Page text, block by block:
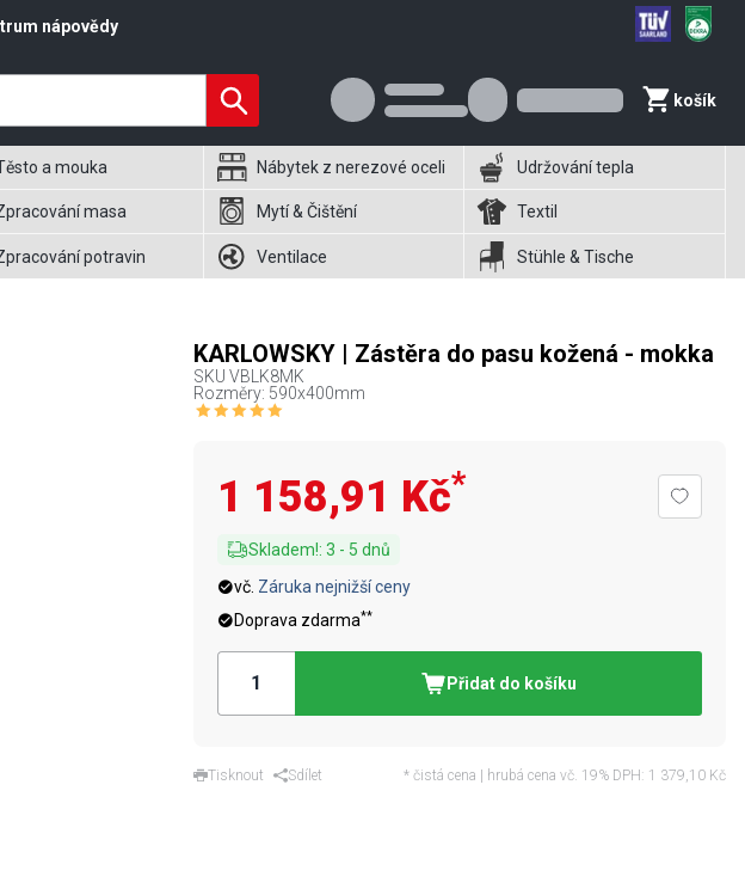
nápovědy
košík
a mouka Nábytek z nerezové oceli Udržování tepla
masa Mytí & Čištění Textil
potravin Ventilace Stühle & Tische
KARLOWSKY | Zástěra do pasu kožená - mokka
SKU VBLK8MK
Rozměry: 590x400mm
1 158,91 Kč*
Skladem!: 3 - 5 dnů
vč. Záruka nejnižší ceny
Doprava zdarma**
Přidat do košíku
Tisknout Sdílet * čistá cena | hrubá cena vč. 19% DPH: 1 379,10 Kč